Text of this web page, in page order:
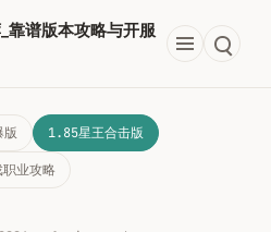
靠谱版本攻略与开服
版 1.85星王合击版
职业攻略